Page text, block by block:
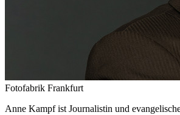
Fotofabrik Frankfurt
Anne Kampf ist Journalistin und